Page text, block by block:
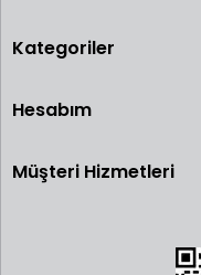
Kategoriler
Hesabım
Müşteri Hizmetleri